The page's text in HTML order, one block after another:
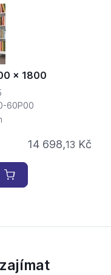
x 1800
60P00
14 698,13 Kč